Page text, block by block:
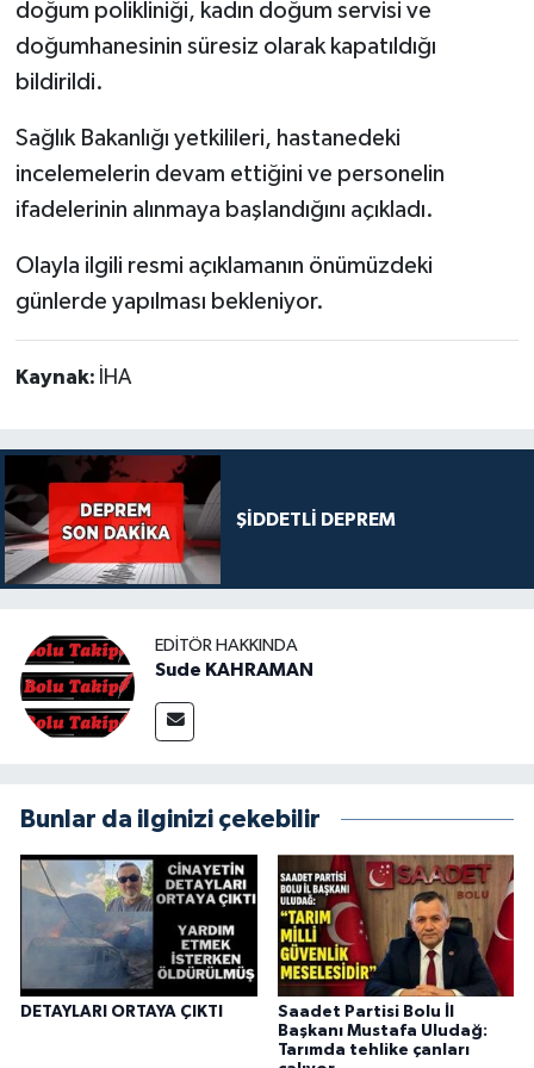
doğum polikliniği, kadın doğum servisi ve
doğumhanesinin süresiz olarak kapatıldığı
bildirildi.
Sağlık Bakanlığı yetkilileri, hastanedeki
incelemelerin devam ettiğini ve personelin
ifadelerinin alınmaya başlandığını açıkladı.
Olayla ilgili resmi açıklamanın önümüzdeki
günlerde yapılması bekleniyor.
Kaynak: İHA
ŞİDDETLİ DEPREM
EDITÖR HAKKINDA
Sude KAHRAMAN
Bunlar da ilginizi çekebilir
DETAYLARI ORTAYA ÇIKTI
Saadet Partisi Bolu İl
Başkanı Mustafa Uludağ:
Tarımda tehlike çanları